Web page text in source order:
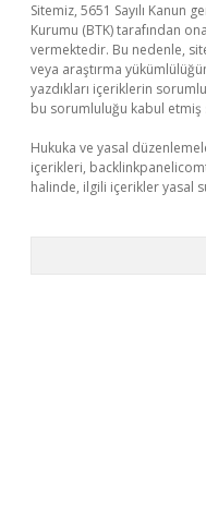
Sitemiz, 5651 Sayılı Kanun
Kurumu (BTK) tarafından
vermektedir. Bu nedenle,
veya araştırma
yazdıkları içeriklerin
bu sorumluluğu kabul etmiş
Hukuka ve yasal
içerikleri,
halinde, ilgili içerikler yasal